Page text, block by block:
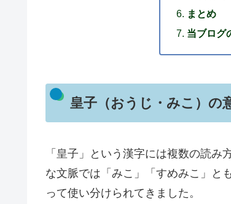
まとめ
当ブログ
皇子（おうじ・みこ）の
「皇子」という漢字には複数の読
な文脈では「みこ」「すめみこ」と
って使い分けられてきました。